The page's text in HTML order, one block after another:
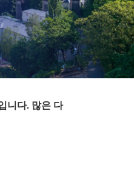
니다. 많은 다